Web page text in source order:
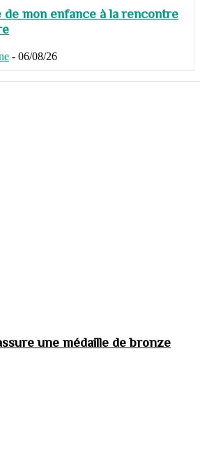
de mon enfance à la rencontre
- 06/08/26
une médaille de bronze